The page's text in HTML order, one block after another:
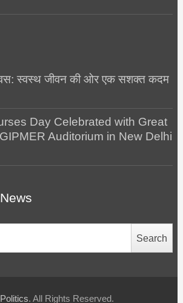
स्वस्थ जीवन की ओर एक सशक्त कदम
Day Celebrated with Great
Auditorium in New Delhi
. All Rights Reserved.